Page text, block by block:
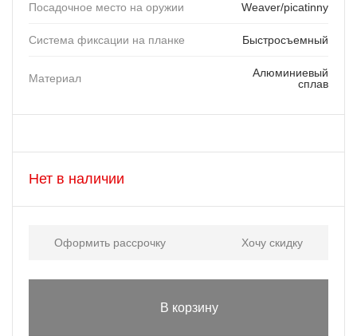
Посадочное место на оружии Weaver/picatinny
Система фиксации на планке Быстросъемный
Материал
Алюминиевый
сплав
Нет в наличии
Оформить рассрочку Хочу скидку
В корзину